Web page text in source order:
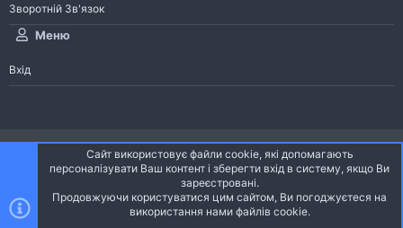
Зворотній Зв'язок
Меню
Вхід
Ніч
Українська (UA)
Community platform by XenForo® © 2010-2026 XenForo Ltd.
Community platform by XenForo © 2010-2022 XenForo Ltd. | dev: Pages
Сайт використовує файли cookie, які допомагають
персоналізувати Ваш контент і зберегти вхід в систему, якщо Ви
зареєстровані.
Продовжуючи користуватися цим сайтом, Ви погоджуєтеся на
використання нами файлів cookie.